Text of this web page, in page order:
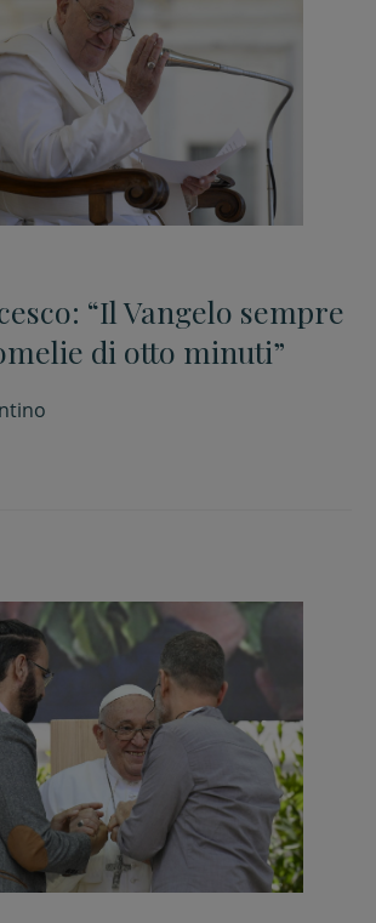
“Il Vangelo sempre
di otto minuti”